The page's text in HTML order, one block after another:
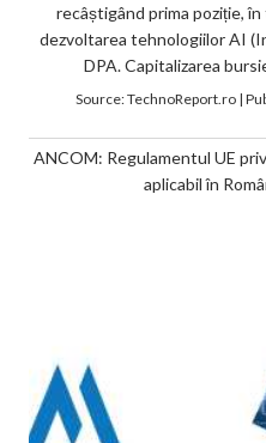
recâștigând prima poziție,
dezvoltarea tehnologiilor AI
DPA. Capitalizarea
Source:TechnoReport.ro|
ANCOM: Regulamentul UE
aplicabil în